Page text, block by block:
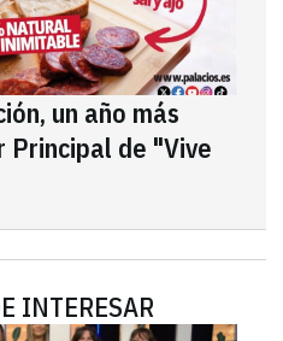
un año más
Principal de "Vive
INTERESAR